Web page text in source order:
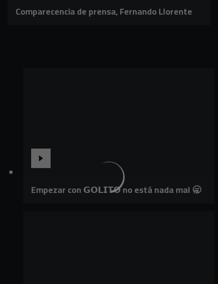
Comparecencia de prensa, Fernando Llorente
Empezar con 𝗚𝗢𝗟𝗜𝗧𝗢 no está nada mal 🥱